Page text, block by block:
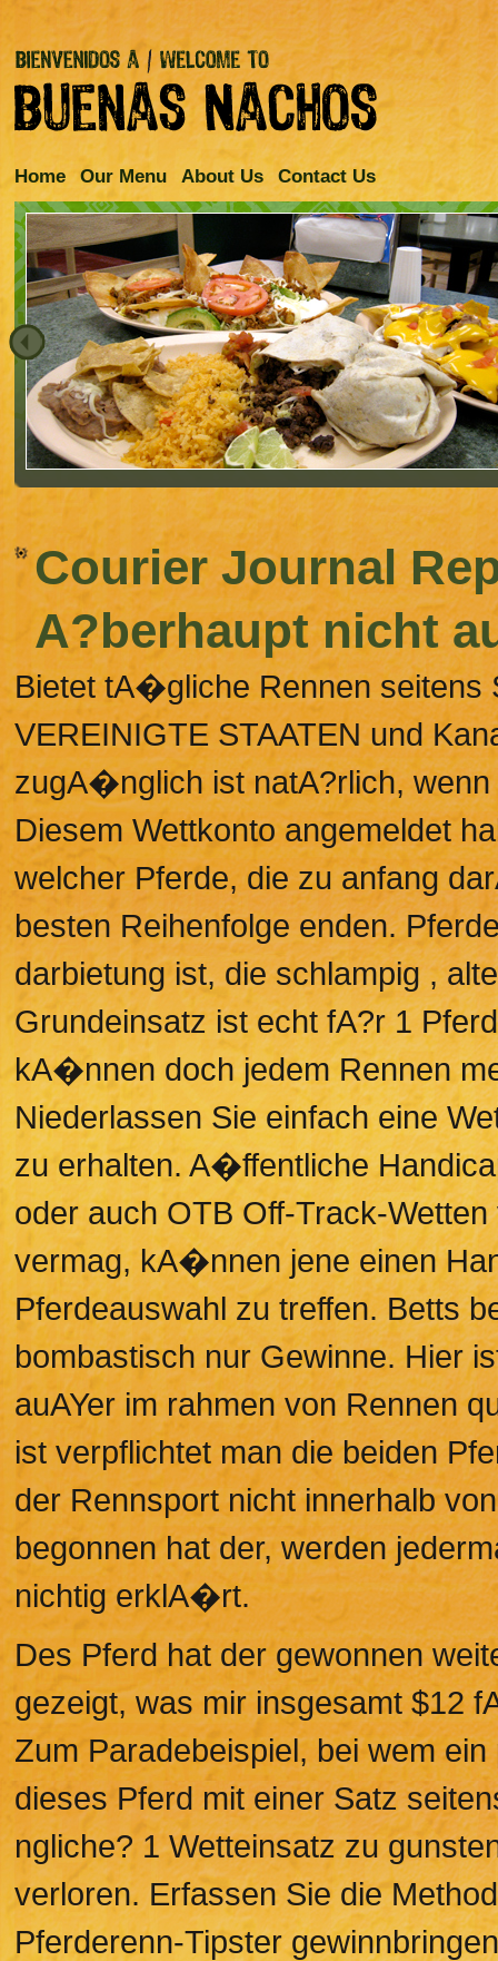
Home Our Menu About Us Contact Us
Courier Journal
A?berhaupt nicht
Bietet tA�gliche Rennen seitens
VEREINIGTE STAATEN und
zugA�nglich ist natA?rlich, wenn
Diesem Wettkonto angemeldet
welcher Pferde, die zu anfang
besten Reihenfolge enden.
darbietung ist, die schlampig ,
Grundeinsatz ist echt fA?r 1
kA�nnen doch jedem Rennen
Niederlassen Sie einfach eine
zu erhalten. A�ffentliche
oder auch OTB Off-Track-
vermag, kA�nnen jene einen
Pferdeauswahl zu treffen. Betts
bombastisch nur Gewinne. Hier
auAYer im rahmen von Rennen
ist verpflichtet man die beiden
der Rennsport nicht innerhalb
begonnen hat der, werden
nichtig erklA�rt.
Des Pferd hat der gewonnen
gezeigt, was mir insgesamt $12
Zum Paradebeispiel, bei wem
dieses Pferd mit einer Satz
ngliche? 1 Wetteinsatz zu
verloren. Erfassen Sie die
Pferderenn-Tipster